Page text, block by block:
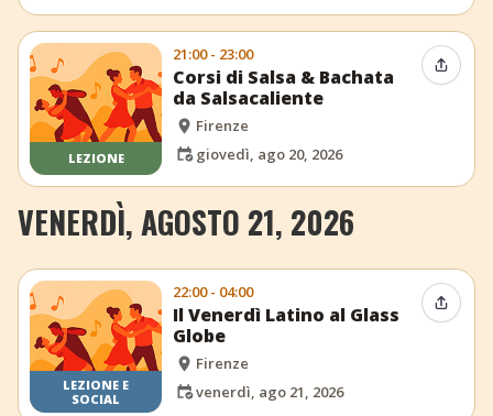
LEZIONE
21:00 - 23:00
Corsi di Salsa & Bachata
da Salsacaliente
Firenze
giovedì, ago 20, 2026
VENERDÌ, AGOSTO 21, 2026
LEZIONE E
SOCIAL
22:00 - 04:00
Il Venerdì Latino al Glass
Globe
Firenze
venerdì, ago 21, 2026